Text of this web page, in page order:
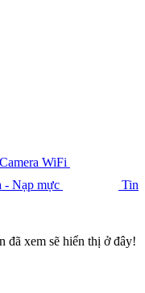
WiFi
- Nạp mực
Tin
đã xem sẽ hiển thị ở đây!